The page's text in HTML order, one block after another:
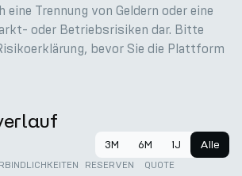
eine Trennung von Geldern oder eine
oder Betriebsrisiken dar. Bitte
bevor Sie die Plattform
3M 6M 1J Alle
RESERVEN QUOTE